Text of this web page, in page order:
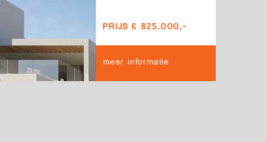
PRIJS € 825.000,-
meer informatie